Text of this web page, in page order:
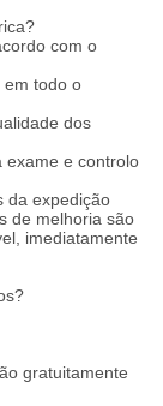
com o
em todo o
dos
exame e controlo
da expedição
de melhoria são
imediatamente
gratuitamente